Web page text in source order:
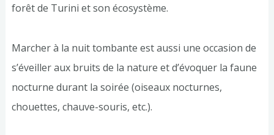
forêt de Turini et son écosystème.
Marcher à la nuit tombante est aussi une occasion de
s’éveiller aux bruits de la nature et d’évoquer la faune
nocturne durant la soirée (oiseaux nocturnes,
chouettes, chauve-souris, etc.).